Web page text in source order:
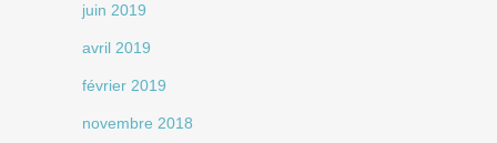
juin 2019
avril 2019
février 2019
novembre 2018